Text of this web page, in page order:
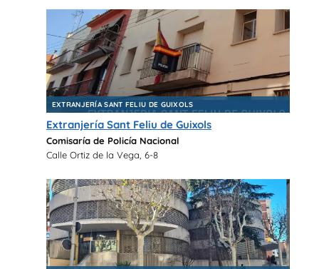
EXTRANJERÍA SANT FELIU DE GUIXOLS
Extranjería Sant Feliu de Guixols
Comisaría de Policía Nacional
Calle Ortiz de la Vega, 6-8